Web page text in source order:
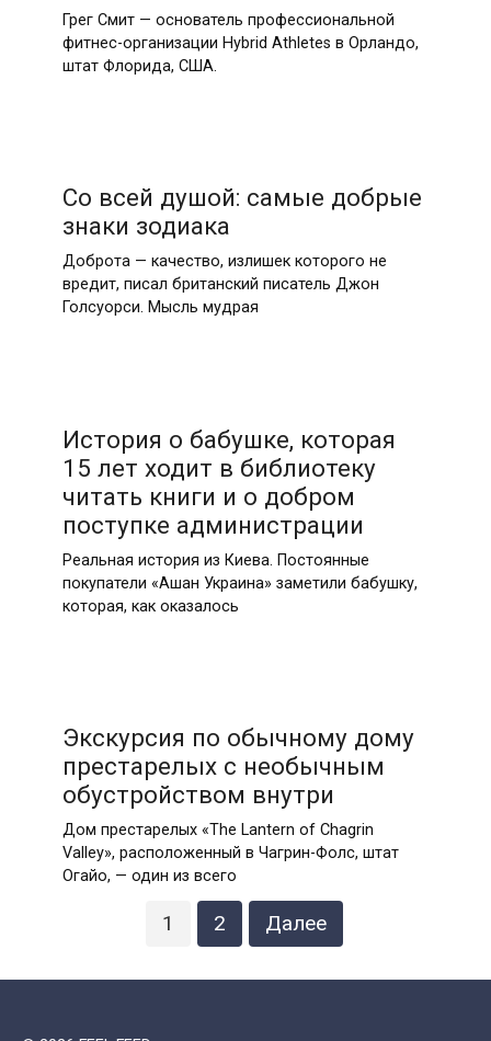
Грег Смит — основатель профессиональной
фитнес-организации Hybrid Athletes в Орландо,
штат Флорида, США.
Со всей душой: самые добрые
знаки зодиака
Доброта — качество, излишек которого не
вредит, писал британский писатель Джон
Голсуорси. Мысль мудрая
История о бабушке, которая
15 лет ходит в библиотеку
читать книги и о добром
поступке администрации
Реальная история из Киева. Постоянные
покупатели «Ашан Украина» заметили бабушку,
которая, как оказалось
Экскурсия по обычному дому
престарелых с необычным
обустройством внутри
Дом престарелых «The Lantern of Chagrin
Valley», расположенный в Чагрин-Фолс, штат
Огайо, — один из всего
1 2 Далее